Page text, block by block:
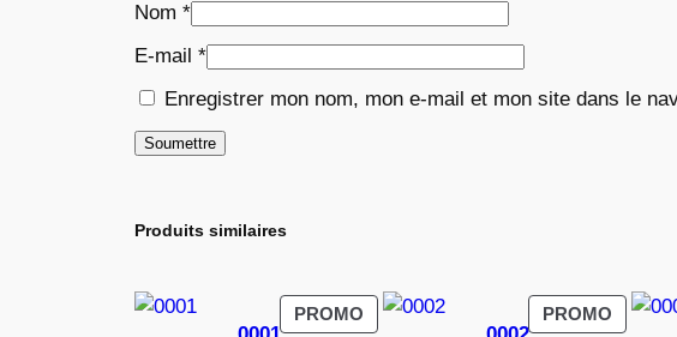
Nom *
E-mail *
Enregistrer mon nom, mon e-mail et mon site dans le
Produits similaires
PROMO PRODUIT
PROMO